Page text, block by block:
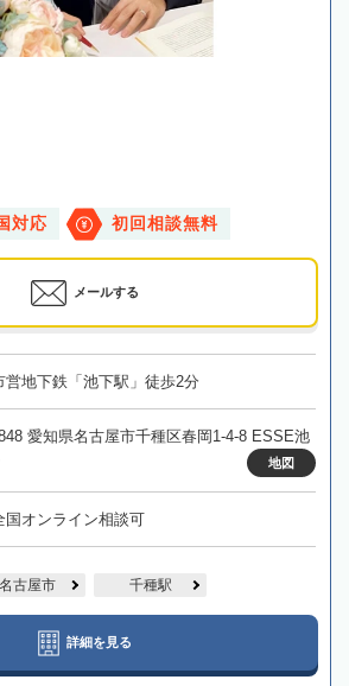
対応 初回相談無料
メールする
営地下鉄「池下駅」徒歩2分
愛知県名古屋市千種区春岡1-4-8 ESSE池
地図
国オンライン相談可
名古屋市 千種駅
詳細を見る